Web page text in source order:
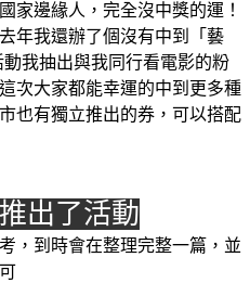
家邊緣人，完全沒中獎的運！
年我還辦了個沒有中到「藝
我抽出與我同行看電影的粉
次大家都能幸運的中到更多種
也有獨立推出的券，可以搭配
出了活動
，到時會在整理完整一篇，並